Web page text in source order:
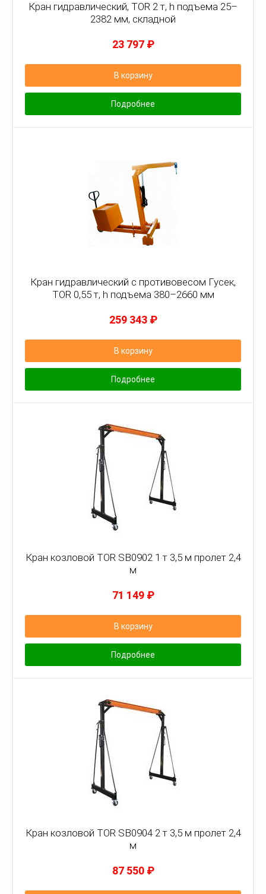
Кран гидравлический, TOR 2 т, h подъема 25–
2382 мм, складной
23 797 ₽
В корзину
Подробнее
Кран гидравлический c противовесом Гусек,
TOR 0,55 т, h подъема 380–2660 мм
259 343 ₽
В корзину
Подробнее
Кран козловой TOR SB0902 1 т 3,5 м пролет 2,4
м
71 149 ₽
В корзину
Подробнее
Кран козловой TOR SB0904 2 т 3,5 м пролет 2,4
м
87 550 ₽